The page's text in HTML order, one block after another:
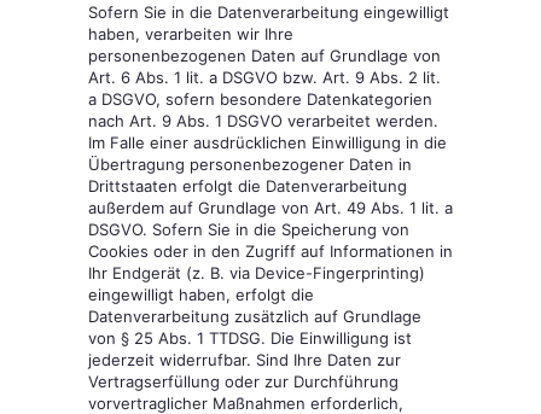
Sofern Sie in die Datenverarbeitung eingewilligt
haben, verarbeiten wir Ihre
personenbezogenen Daten auf Grundlage von
Art. 6 Abs. 1 lit. a DSGVO bzw. Art. 9 Abs. 2 lit.
a DSGVO, sofern besondere Datenkategorien
nach Art. 9 Abs. 1 DSGVO verarbeitet werden.
Im Falle einer ausdrücklichen Einwilligung in die
Übertragung personenbezogener Daten in
Drittstaaten erfolgt die Datenverarbeitung
außerdem auf Grundlage von Art. 49 Abs. 1 lit. a
DSGVO. Sofern Sie in die Speicherung von
Cookies oder in den Zugriff auf Informationen in
Ihr Endgerät (z. B. via Device-Fingerprinting)
eingewilligt haben, erfolgt die
Datenverarbeitung zusätzlich auf Grundlage
von § 25 Abs. 1 TTDSG. Die Einwilligung ist
jederzeit widerrufbar. Sind Ihre Daten zur
Vertragserfüllung oder zur Durchführung
vorvertraglicher Maßnahmen erforderlich,